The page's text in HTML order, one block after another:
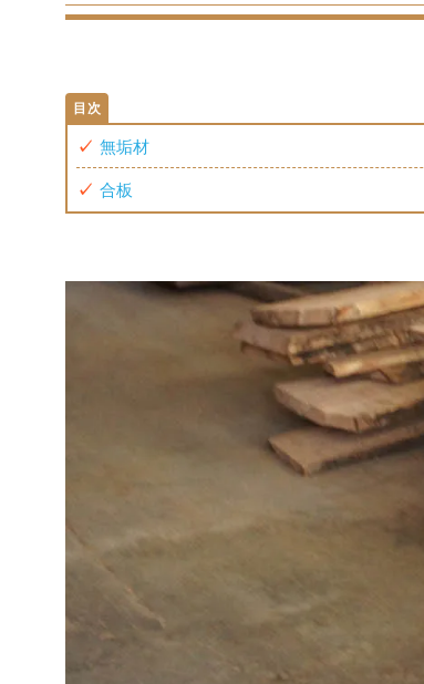
無垢材
合板